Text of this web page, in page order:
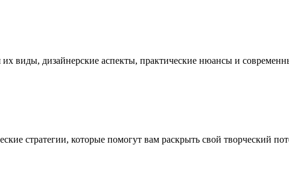
виды, дизайнерские аспекты, практические нюансы и
стратегии, которые помогут вам раскрыть свой творческий